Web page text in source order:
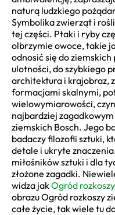
naturą ludzkiego
Symbolika zwierząt i
tej części. Ptaki i ryby
olbrzymie owoce, takie
odnosić się do
ulotności, do szybkiego
architektura i krajobraz,
formacjami skalnymi,
wielowymiarowości,
najbardziej
ziemskich Bosch. Jego
badaczy filozofii sztuki,
detale i ukryte
miłośników sztuki i dla
złożone zagadki.
widza jakOgród
obrazu Ogród rozkoszy
całe życie, tak wiele tu